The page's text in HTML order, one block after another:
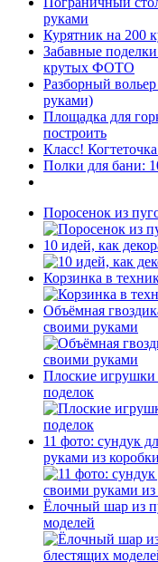
руками
Курятник на 200
Забавные
крутых ФОТО
Разборный
руками)
Площадка для
построить
Класс!
Полки для бани:
Поросенок из
10 идей, как
Корзинка в
Объёмная
своими руками
Плоские игрушки
поделок
11 фото: сундук
руками из коробки
Ёлочный шар из
моделей